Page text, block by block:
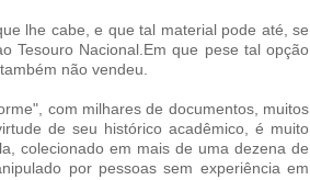
lhe cabe, e que tal material pode até, se
Tesouro Nacional.Em que pese tal opção
não vendeu.
com milhares de documentos, muitos
de seu histórico acadêmico, é muito
colecionado em mais de uma dezena de
por pessoas sem experiência em